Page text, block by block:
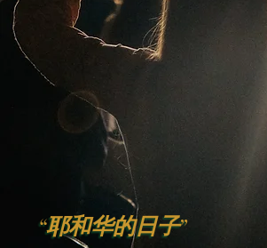
“耶和华的日子”